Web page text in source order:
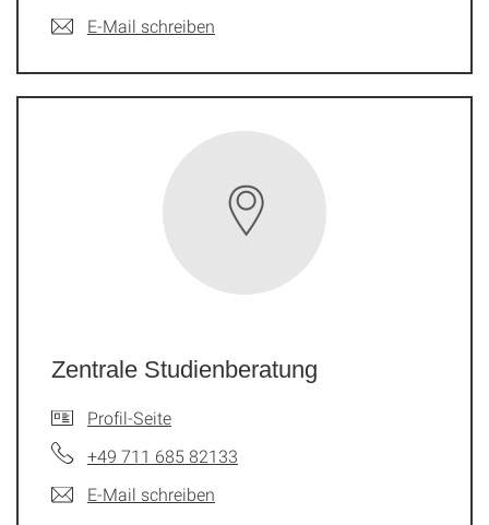
E-Mail schreiben
Zentrale Studienberatung
Profil-Seite
+49 711 685 82133
E-Mail schreiben